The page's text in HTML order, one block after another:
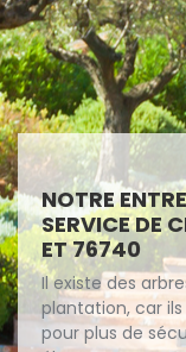
NOTRE
SERVICE DE
ET 76740
Il existe des
plantation, car
pour plus de